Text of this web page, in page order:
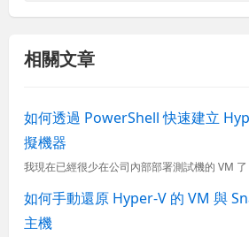
相關文章
如何透過 PowerShell 快速建立
擬機器
如何手動還原 Hyper-V 的 VM 與
主機